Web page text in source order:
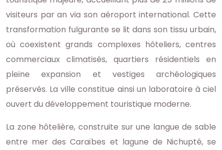
visiteurs par an via son aéroport international. Cette
transformation fulgurante se lit dans son tissu urbain,
où coexistent grands complexes hôteliers, centres
commerciaux climatisés, quartiers résidentiels en
pleine expansion et vestiges archéologiques
préservés. La ville constitue ainsi un laboratoire à ciel
ouvert du développement touristique moderne.
La zone hôtelière, construite sur une langue de sable
entre mer des Caraïbes et lagune de Nichupté, se